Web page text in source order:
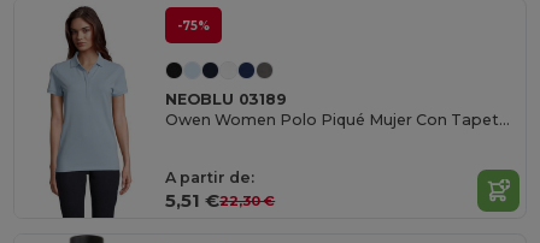
-75%
NEOBLU 03189
Owen Women Polo Piqué Mujer Con Tapeta Oculta
A partir de:
5,51 €22,30 €